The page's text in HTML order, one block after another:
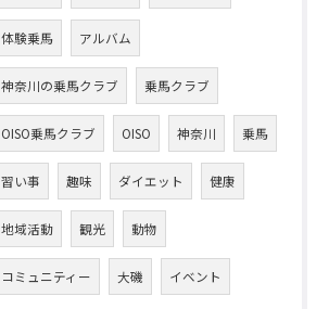
体験乗馬 アルバム
神奈川の乗馬クラブ 乗馬クラブ
OISO乗馬クラブ OISO 神奈川 乗馬
習い事 趣味 ダイエット 健康
地域活動 観光 動物
コミュニティー 大磯 イベント